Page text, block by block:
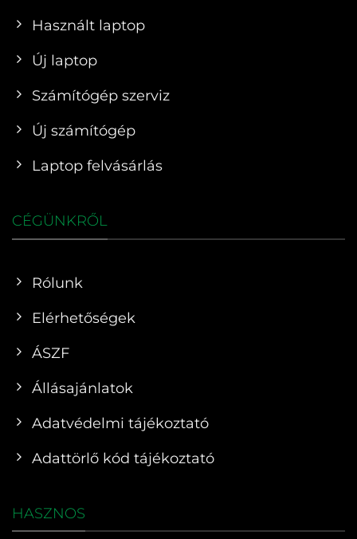
Használt laptop
Új laptop
Számítógép szerviz
Új számítógép
Laptop felvásárlás
CÉGÜNKRŐL
Rólunk
Elérhetőségek
ÁSZF
Állásajánlatok
Adatvédelmi tájékoztató
Adattörlő kód tájékoztató
HASZNOS